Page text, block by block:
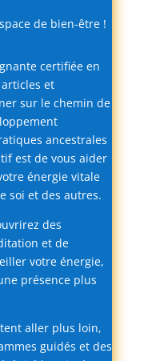
de bien-être !
certifiée en
articles et
sur le chemin de
ancestrales
est de vous aider
énergie vitale
soi et des autres.
des
et de
votre énergie,
présence plus
aller plus loin,
guidés et des